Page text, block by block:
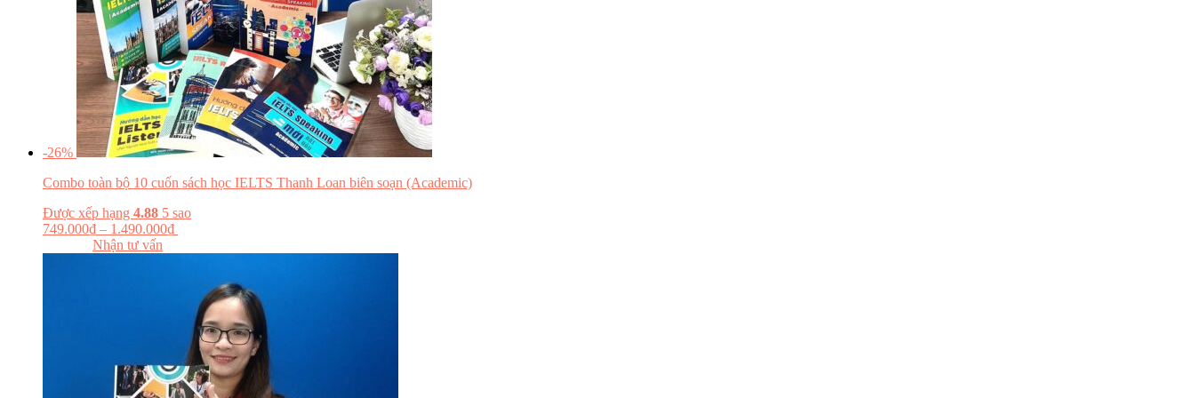
-26%
Combo toàn bộ 10 cuốn sách học IELTS Thanh Loan biên soạn (Academic)
Được xếp hạng 4.88 5 sao
749.000₫ – 1.490.000₫
Nhận tư vấn